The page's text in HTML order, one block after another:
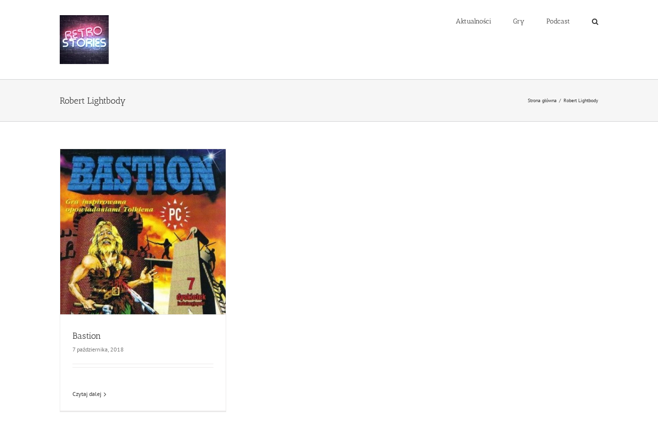
Aktualności Gry Podcast
Robert Lightbody Strona główna / Robert Lightbody
Bastion
7 października, 2018
Czytaj dalej